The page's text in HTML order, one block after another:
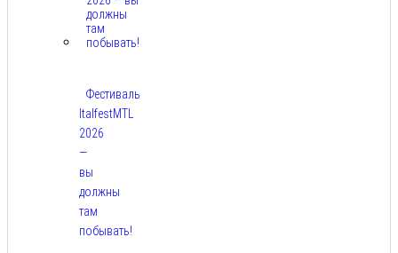
Фестиваль
ItalfestMTL
2026
—
вы
должны
там
побывать!